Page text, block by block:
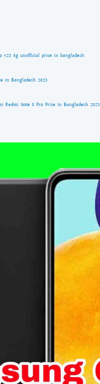
v23 5g unofficial price in bangladesh
In Bangladesh 2023
Redmi Note 8 Pro Price In Bangladesh 2023